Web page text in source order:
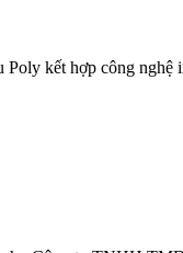
kết hợp công nghệ